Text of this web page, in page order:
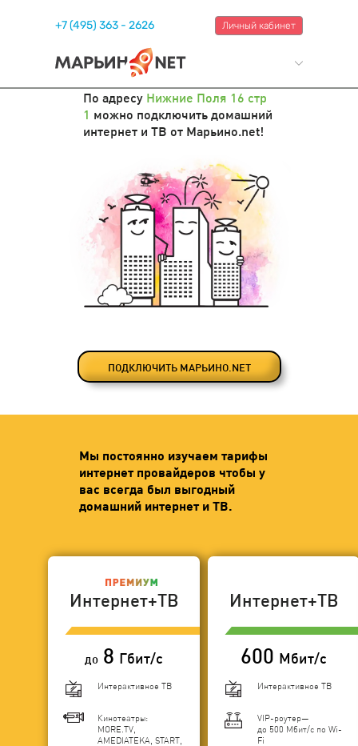
+7 (495) 363 - 2626 Личный кабинет
По адресу Нижние Поля 16 стр
1 можно подключить домашний
интернет и ТВ от Марьино.net!
ПОДКЛЮЧИТЬ МАРЬИНО.NET
Мы постоянно изучаем тарифы
интернет провайдеров чтобы у
вас всегда был выгодный
домашний интернет и ТВ.
Интернет+ТВ
до 8 Гбит/с
Интерактивное ТВ
Кинотеатры:
MORE.TV,
AMEDIATEKA, START,
Интернет+ТВ
600 Мбит/с
Интерактивное ТВ
VIP-роутер—
до 500 Мбит/с по Wi-
Fi